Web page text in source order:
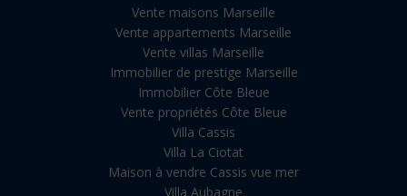
Vente maisons Marseille
Vente appartements Marseille
Vente villas Marseille
Immobilier de prestige Marseille
Immobilier Côte Bleue
Vente propriétés Côte Bleue
Villa Cassis
Villa La Ciotat
Maison à vendre Cassis vue mer
Villa Aubagne